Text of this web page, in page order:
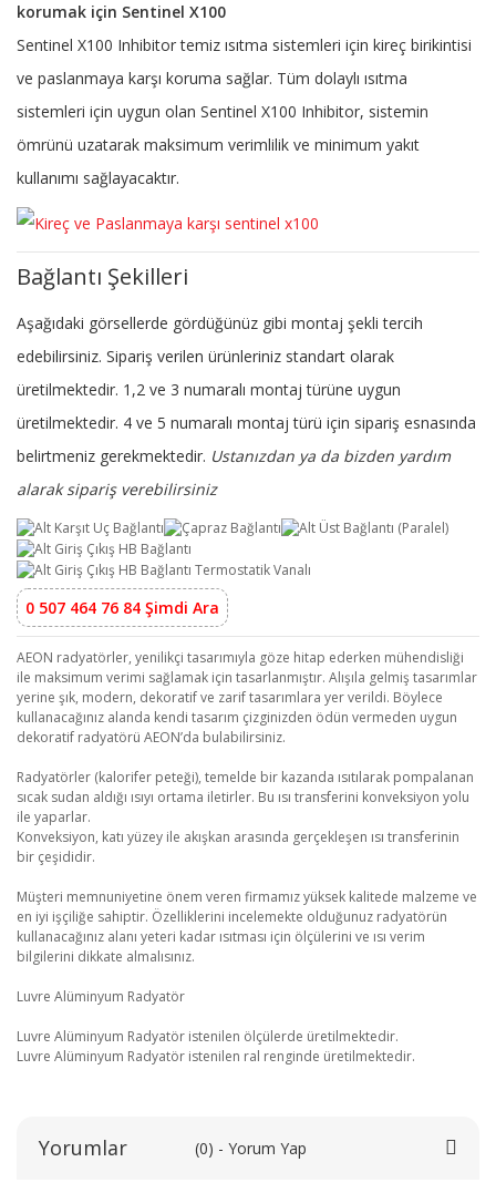
korumak için Sentinel X100
Sentinel X100 Inhibitor temiz ısıtma sistemleri için kireç birikintisi
ve paslanmaya karşı koruma sağlar. Tüm dolaylı ısıtma
sistemleri için uygun olan Sentinel X100 Inhibitor, sistemin
ömrünü uzatarak maksimum verimlilik ve minimum yakıt
kullanımı sağlayacaktır.
Bağlantı Şekilleri
Aşağıdaki görsellerde gördüğünüz gibi montaj şekli tercih
edebilirsiniz. Sipariş verilen ürünleriniz standart olarak
üretilmektedir. 1,2 ve 3 numaralı montaj türüne uygun
üretilmektedir. 4 ve 5 numaralı montaj türü için sipariş esnasında
belirtmeniz gerekmektedir. Ustanızdan ya da bizden yardım
alarak sipariş verebilirsiniz
0 507 464 76 84 Şimdi Ara
AEON radyatörler, yenilikçi tasarımıyla göze hitap ederken mühendisliği
ile maksimum verimi sağlamak için tasarlanmıştır. Alışıla gelmiş tasarımlar
yerine şık, modern, dekoratif ve zarif tasarımlara yer verildi. Böylece
kullanacağınız alanda kendi tasarım çizginizden ödün vermeden uygun
dekoratif radyatörü AEON’da bulabilirsiniz.
Radyatörler (kalorifer peteği), temelde bir kazanda ısıtılarak pompalanan
sıcak sudan aldığı ısıyı ortama iletirler. Bu ısı transferini konveksiyon yolu
ile yaparlar.
Konveksiyon, katı yüzey ile akışkan arasında gerçekleşen ısı transferinin
bir çeşididir.
Müşteri memnuniyetine önem veren firmamız yüksek kalitede malzeme ve
en iyi işçiliğe sahiptir. Özelliklerini incelemekte olduğunuz radyatörün
kullanacağınız alanı yeteri kadar ısıtması için ölçülerini ve ısı verim
bilgilerini dikkate almalısınız.
Luvre Alüminyum Radyatör
Luvre Alüminyum Radyatör istenilen ölçülerde üretilmektedir.
Luvre Alüminyum Radyatör istenilen ral renginde üretilmektedir.
Yorumlar (0) - Yorum Yap